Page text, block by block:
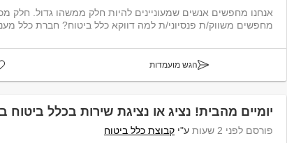
אנחנו מחפשים אנשים שמעוניינים להיות חלק ממשהו גדול. חלק
מחפשים משווק/ת פנסיוני/ת למה דווקא כלל ביטוח? חברת כלל מעניקה יציבות, מ...
הגש מועמדות
יומיים מהבית! נציג או נציגת שירות בכלל
פורסם לפני 2 שעות ע"י קבוצת כלל ביטוח